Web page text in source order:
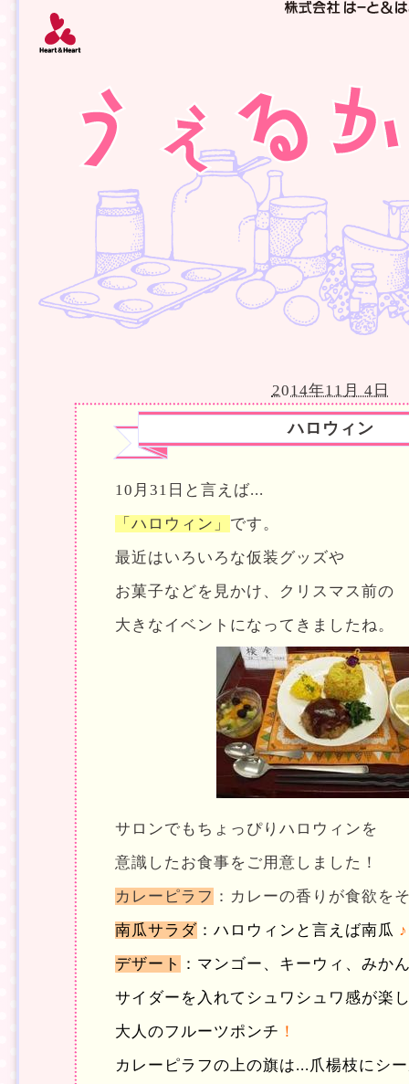
2014年11月 4日
ハロウィン
10月31日と言えば...
「ハロウィン」 です。
最近はいろいろな仮装グッズや
お菓子などを見かけ、クリスマス前の
大きなイベントになってきましたね。
サロンでもちょっぴりハロウィンを
意識したお食事をご用意しました！
カレーピラフ ：カレーの香りが食欲を
南瓜サラダ ：ハロウィンと言えば南瓜 ♪
デザート
：マンゴー、キーウィ、みか
サイダーを入れてシュワシュワ感が楽
大人のフルーツポンチ ！
カレーピラフの上の旗は...爪楊枝にシ